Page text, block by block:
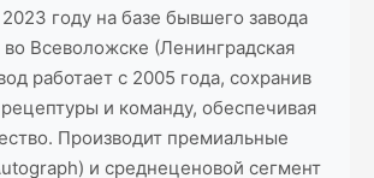
году на базе бывшего завода
Всеволожске (Ленинградская
работает с 2005 года, сохранив
и команду, обеспечивая
Производит премиальные
и среднеценовой сегмент